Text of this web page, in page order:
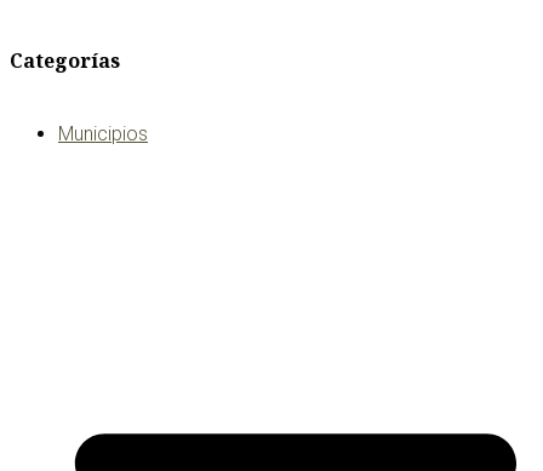
Categorías
Municipios